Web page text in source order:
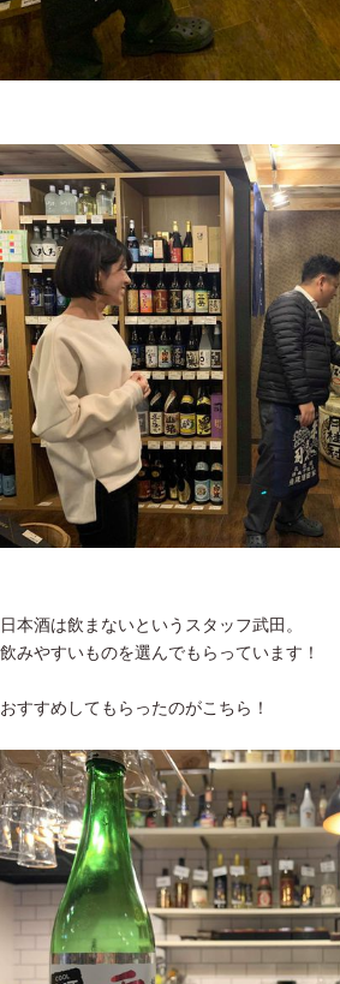
日本酒は飲まないというスタッフ武田。
飲みやすいものを選んでもらっています！
おすすめしてもらったのがこちら！